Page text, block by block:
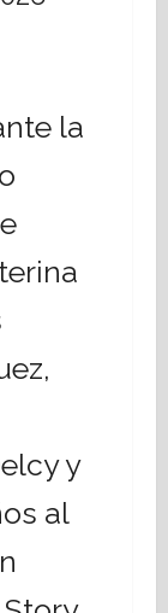
la
y
al